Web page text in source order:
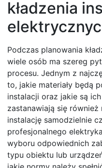
kładzenia
Podczas planowania
wiele osób ma szereg
procesu. Jednym z
to, jakie materiały będą
instalacji oraz jakie są
zastanawiają się
instalację samodzielnie
profesjonalnego
wyboru odpowiednich
typu obiektu lub